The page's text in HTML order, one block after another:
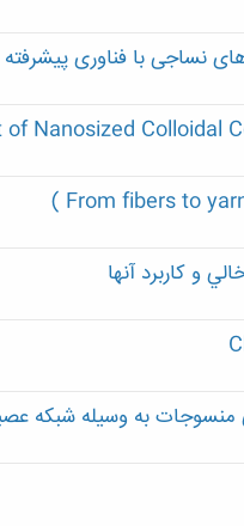
نساجی با فناوری
of Nanosized Colloidal
From fibers to
و کاربرد آنها
منسوجات به وسيله شبكه